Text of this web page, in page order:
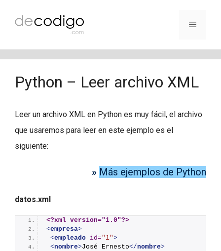
Menú
Python – Leer archivo XML
Leer un archivo XML en Python es muy fácil, el archivo
que usaremos para leer en este ejemplo es el
siguiente:
» Más ejemplos de Python
datos.xml
<?xml version="1.0"?>
<empresa>
<empleado id="1">
<nombre>José Ernesto</nombre>